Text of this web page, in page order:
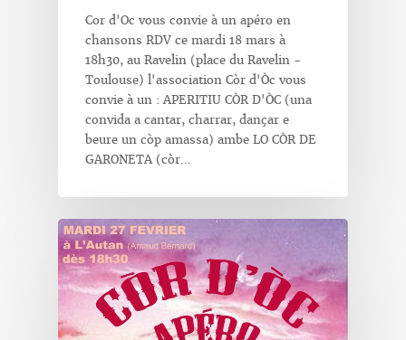
Cor d'Oc vous convie à un apéro en
chansons RDV ce mardi 18 mars à
18h30, au Ravelin (place du Ravelin -
Toulouse) l'association Còr d'Òc vous
convie à un : APERITIU CÒR D'ÒC (una
convida a cantar, charrar, dançar e
beure un còp amassa) ambe LO CÒR DE
GARONETA (còr…